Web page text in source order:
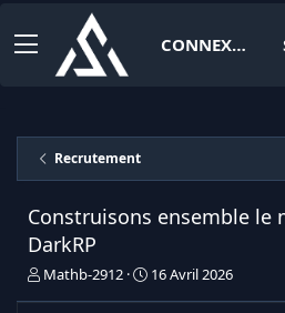
CONNEXION
Recrutement
Construisons ensemble le
DarkRP
IMathb-2912
D
16 Avril 2026